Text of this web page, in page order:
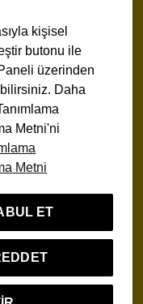
Koşullarıkişisel
butonu ile
üzerinden
Daha
Metni'ni
Metni
ET